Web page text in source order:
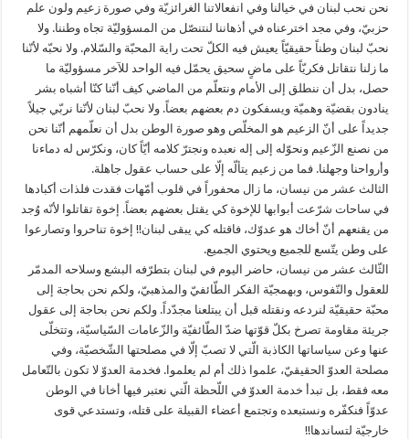
نحن نحب لبنان في خيالنا وفي انفعالاتنا الغرائزيّة وفي صورة زعيم ولون علم
حزبيّ، وفي مجد اخترعناه في أذهاننا لنتنصّل من المسؤوليّة تجاه وطننا. ولا
نحبّ لبنان وطناً حقيقيّاً يعيش فيه الكلّ تحت راية المحبّة والسّلام. ولا نحبّه لأنّنا
ما زلنا نتقاتل فكريّاً على ماضٍ سحيق يحمّل فيه الواحد للآخر مسؤوليّة ما
حصل، بدل أن ننطلق إلى الأمام ونتعلّم من الماضي كيف أنّنا كنّا أشباه بشر
ينادون بقضيّة وهميّة ويسفكون دم بعضهم بعضاً. ولا نحبّ لبنان لأنّنا نربّي جيلاً
جديداً على أنّ الزعيم هو المخلّص وهو صورة الوطن بدل أن نعلّمهم أنّنا نحن
من نصنع الزّعيم ونحوّله إلى إله نعبده ونجترّ كلامه أيّاً كان، ونكرّس له دماءنا
وأرواحنا وجهلنا. فما من زعيم يتألّه إلّا على حساب عقول جاهلة.
الثالث عشر من نيسان، ما زال محفوراً في قلوب أمّهات فقدت فلذات أكبادها
في ساحات شرّعت أبوابها للإخوة كي يقتل بعضهم بعضاً. إخوة تقاتلوا لأنّه وُجد
من يقنعهم أنّ أخاك هو عدوّك، فاقتله كي يبقى لبنان!! إخوة تناحروا وتصارعوا
على وطن يتّسع للجميع ويحتوي الجميع.
الثّالث عشر من نيسان، حاضر اليوم في لبنان بتطرّفه البشع وسلاحه المدمّر
للعقول والنّفوس، وبهمجيّة الفكر الطّائفيّ والمذهبيّ، ولكم نحن بحاجة إلى
محبّة حقيقيّة لنردعه ونقتله قبل أن يبتلعنا مجدّداً. ولكم نحن بحاجة إلى عقول
جريئة مقاومة تصرخ بكلّ قوّتها ضدّ الطّائفيّة والزّعامات السّياسيّة، وتتخلّى
عنها وعن سياساتها الكاذبة الّتي لا تصبّ إلّا في مصلحتها الشّخصيّة، وفي
مصلحة العدوّ الحقيقيّ، علموا ذلك أم لم يعلموا. فخدمة العدوّ لا تكون بالتّعامل
معه فقط، بل تبدأ خدمة العدوّ في اللّحظة الّتي نعتبر فيها أخانا في الوطن
عدوّاً فنكفّره ونستبعده وتجتمع أعضاء القبيلة على قتله، وتستدعي قوى
خارجيّة لتساندها!!